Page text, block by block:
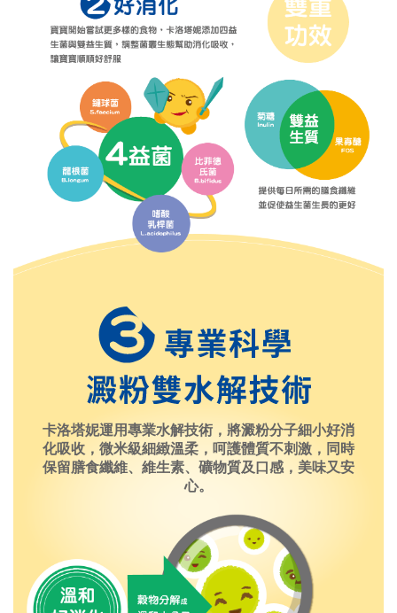
卡洛塔妮運用專業水解技術，將澱粉分子細小好消
化吸收，微米級細緻溫柔，呵護體質不刺激，同時
保留膳食纖維、維生素、礦物質及口感，美味又安
心。